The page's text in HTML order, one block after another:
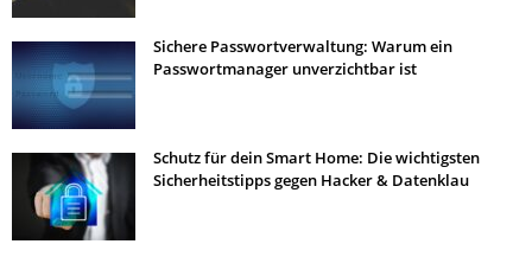
Sichere Passwortverwaltung: Warum ein
Passwortmanager unverzichtbar ist
Schutz für dein Smart Home: Die wichtigsten
Sicherheitstipps gegen Hacker & Datenklau